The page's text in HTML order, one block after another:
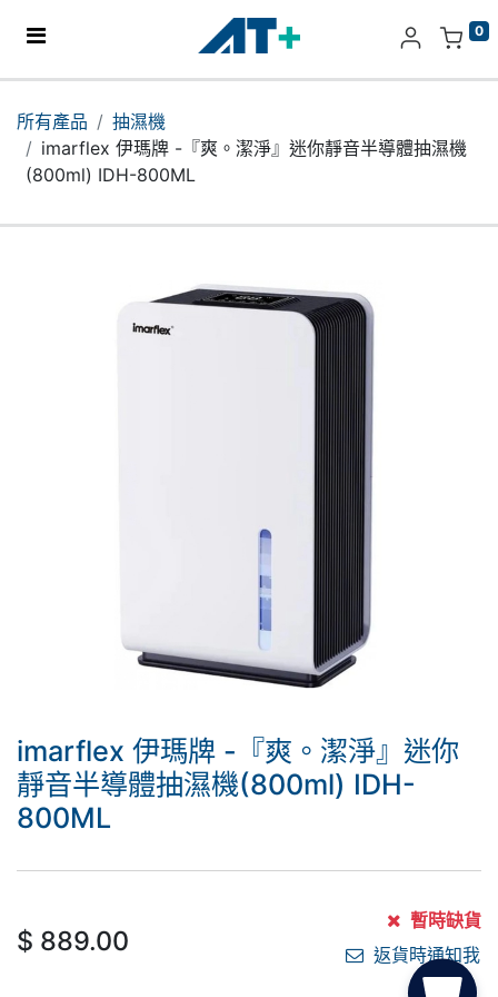
0
產品
所有產品
抽濕機
imarflex 伊瑪牌 -『爽。潔淨』迷你靜音半導體抽濕機
(800ml) IDH-800ML
imarflex 伊瑪牌 -『爽。潔淨』迷你
靜音半導體抽濕機(800ml) IDH-
800ML
$ 889.00
暫時缺貨
返貨時通知我